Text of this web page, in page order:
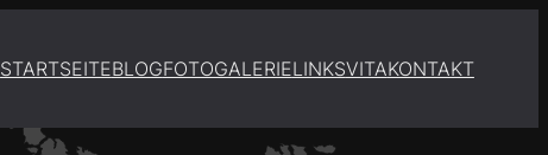
STARTSEITEBLOGFOTOGALERIELINKSVITAKONTAKT